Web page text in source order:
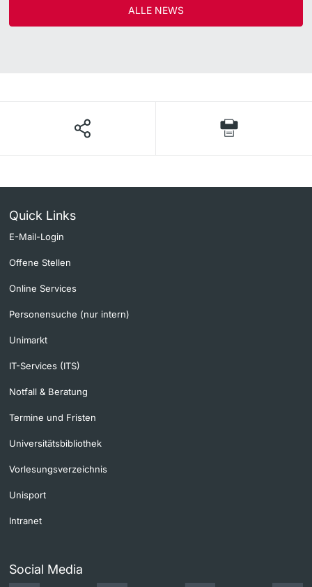
ALLE NEWS
Quick Links
E-Mail-Login
Offene Stellen
Online Services
Personensuche (nur intern)
Unimarkt
IT-Services (ITS)
Notfall & Beratung
Termine und Fristen
Universitätsbibliothek
Vorlesungsverzeichnis
Unisport
Intranet
Social Media